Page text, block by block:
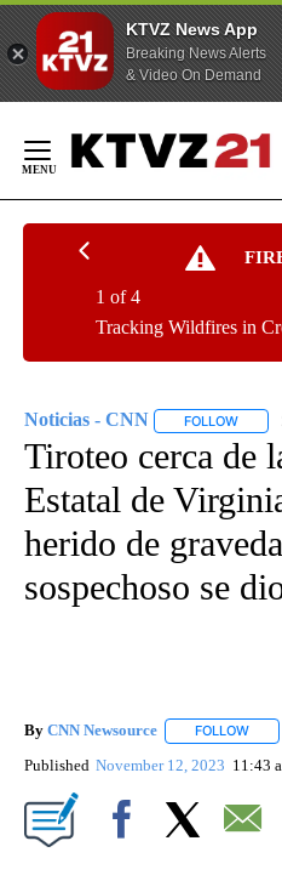
KTVZ News App
Breaking News Alerts
& Video On Demand
Content
Tracking Wildfires in
1 of 4
Noticias - CNN FOLLOW
Tiroteo cerca de
Estatal de
herido de
sospechoso se
By CNN Newsource FOLLOW
Published November 12, 2023 11:43